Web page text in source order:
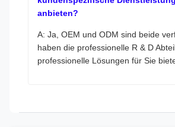
anbieten?
A: Ja, OEM und ODM sind beide
haben die professionelle R & D
professionelle Lösungen für Sie